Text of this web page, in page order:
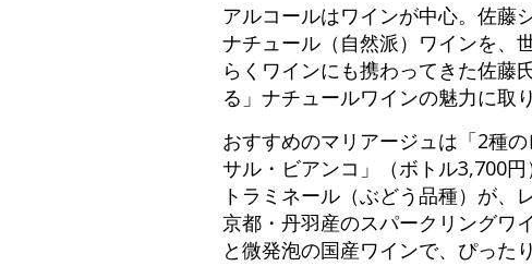
アルコールはワインが中心。佐藤
ナチュール（自然派）ワインを、
らくワインにも携わってきた佐藤
る」ナチュールワインの魅力に取
おすすめのマリアージュは「2種
サル・ビアンコ」（ボトル3,700
トラミネール（ぶどう品種）が、
京都・丹羽産のスパークリングワ
と微発泡の国産ワインで、ぴった